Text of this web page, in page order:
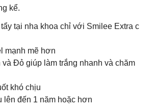
kể.
tại nha khoa chỉ với Smilee Extra c
mạnh mẽ hơn
và Đỏ giúp làm trắng nhanh và chăm
khó chịu
lên đến 1 năm hoặc hơn